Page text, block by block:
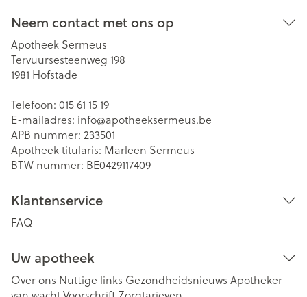
Neem contact met ons op
Apotheek Sermeus
Tervuursesteenweg 198
1981 Hofstade
Telefoon: 015 61 15 19
E-mailadres: info@apotheeksermeus.be
APB nummer: 233501
Apotheek titularis: Marleen Sermeus
BTW nummer: BE0429117409
Klantenservice
FAQ
Uw apotheek
Over ons Nuttige links Gezondheidsnieuws Apotheker